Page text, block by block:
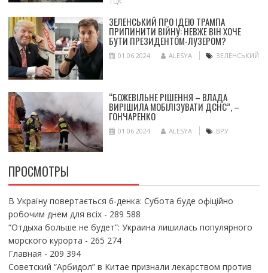
ЗЕЛЕНСЬКИЙ ПРО ІДЕЮ ТРАМПА
ПРИПИНИТИ ВІЙНУ: НЕВЖЕ ВІН ХОЧЕ
БУТИ ПРЕЗИДЕНТОМ-ЛУЗЕРОМ?
01.06.2024 ALESYA ЗЕЛЕНСЬКИЙ
“БОЖЕВІЛЬНЕ РІШЕННЯ – ВЛАДА
ВИРІШИЛА МОБІЛІЗУВАТИ ДСНС”, –
ГОНЧАРЕНКО
01.06.2024 ALESYA ВРУ
ПРОСМОТРЫ
В Україну повертається 6-денка: Субота буде офіційно
робочим днем для всіх- 289 588
“Отдыха больше не будет”: Украина лишилась популярного
морского курорта - 265 274
Главная - 209 394
Советский “Арбидол” в Китае признали лекарством против